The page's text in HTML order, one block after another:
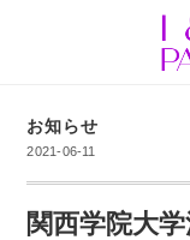
お知らせ
2021-06-11
関西学院大